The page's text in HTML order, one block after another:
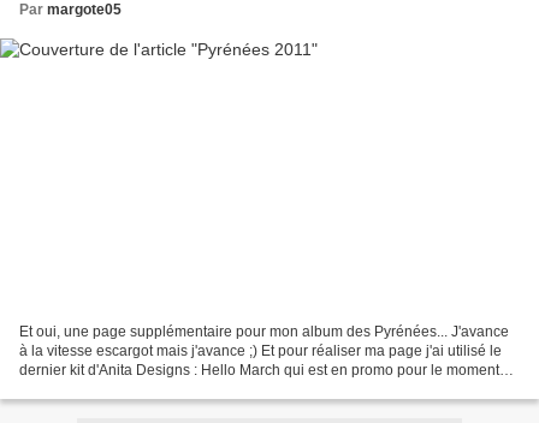
Par margote05
Et oui, une page supplémentaire pour mon album des Pyrénées... J'avance
à la vitesse escargot mais j'avance ;) Et pour réaliser ma page j'ai utilisé le
dernier kit d'Anita Designs : Hello March qui est en promo pour le moment